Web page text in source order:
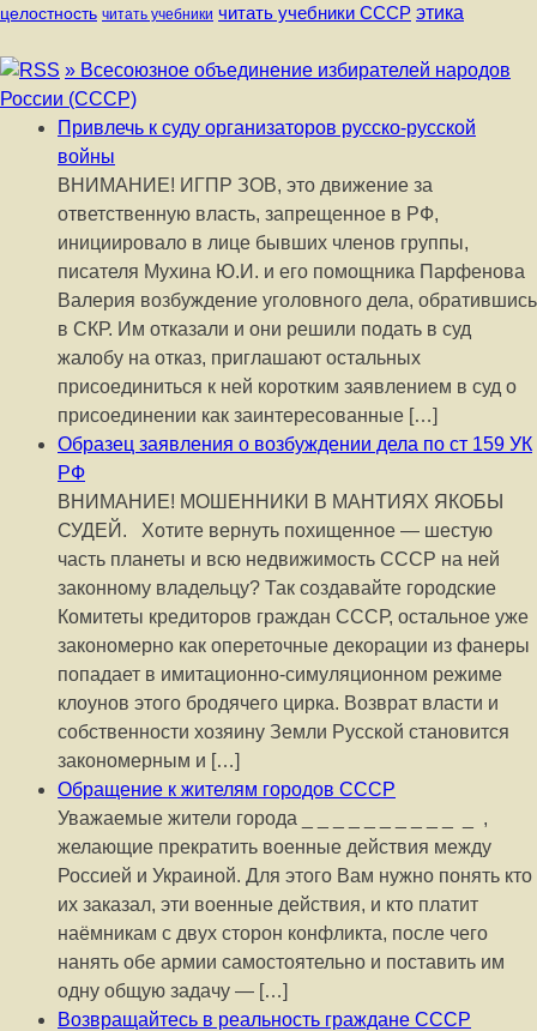
целостность читать учебники читать учебники СССР этика
» Всесоюзное объединение избирателей народов
России (СССР)
Привлечь к суду организаторов русско-русской
войны
ВНИМАНИЕ! ИГПР ЗОВ, это движение за
ответственную власть, запрещенное в РФ,
инициировало в лице бывших членов группы,
писателя Мухина Ю.И. и его помощника Парфенова
Валерия возбуждение уголовного дела, обратившись
в СКР. Им отказали и они решили подать в суд
жалобу на отказ, приглашают остальных
присоединиться к ней коротким заявлением в суд о
присоединении как заинтересованные […]
Образец заявления о возбуждении дела по ст 159 УК
РФ
ВНИМАНИЕ! МОШЕННИКИ В МАНТИЯХ ЯКОБЫ
СУДЕЙ. Хотите вернуть похищенное — шестую
часть планеты и всю недвижимость СССР на ней
законному владельцу? Так создавайте городские
Комитеты кредиторов граждан СССР, остальное уже
закономерно как опереточные декорации из фанеры
попадает в имитационно-симуляционном режиме
клоунов этого бродячего цирка. Возврат власти и
собственности хозяину Земли Русской становится
закономерным и […]
Обращение к жителям городов СССР
Уважаемые жители города _ _ _ _ _ _ _ _ _ _ _ ,
желающие прекратить военные действия между
Россией и Украиной. Для этого Вам нужно понять кто
их заказал, эти военные действия, и кто платит
наёмникам с двух сторон конфликта, после чего
нанять обе армии самостоятельно и поставить им
одну общую задачу — […]
Возвращайтесь в реальность граждане СССР